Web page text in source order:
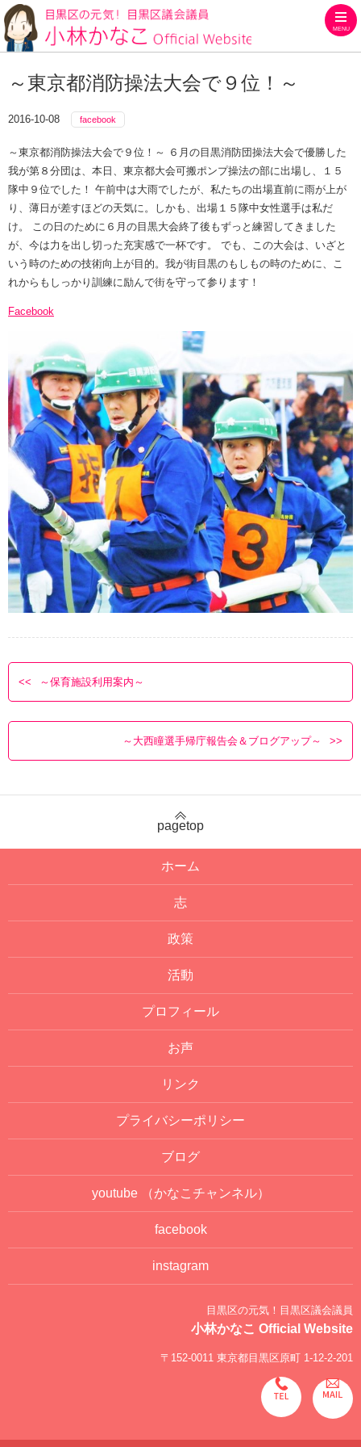
MENU
～東京都消防操法大会で９位！～
2016-10-08 facebook
～東京都消防操法大会で９位！～ ６月の目黒消防団操法大会で優勝した
我が第８分団は、本日、東京都大会可搬ポンプ操法の部に出場し、１５
隊中９位でした！ 午前中は大雨でしたが、私たちの出場直前に雨が上が
り、薄日が差すほどの天気に。しかも、出場１５隊中女性選手は私だ
け。 この日のために６月の目黒大会終了後もずっと練習してきました
が、今は力を出し切った充実感で一杯です。 でも、この大会は、いざと
いう時のための技術向上が目的。我が街目黒のもしもの時のために、こ
れからもしっかり訓練に励んで街を守って参ります！
Facebook
～保育施設利用案内～
～大西瞳選手帰庁報告会＆ブログアップ～
pagetop
ホーム
志
政策
活動
プロフィール
お声
リンク
プライバシーポリシー
ブログ
youtube （かなこチャンネル）
facebook
instagram
目黒区の元気！目黒区議会議員
小林かなこ Official Website
〒152-0011 東京都目黒区原町 1-12-2-201